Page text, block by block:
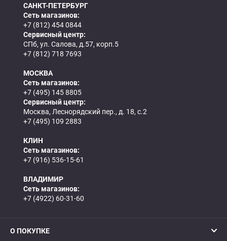
САНКТ-ПЕТЕРБУРГ
Сеть магазинов:
+7 (812) 454 0844
Сервисный центр:
СПб, ул. Салова, д.57, корп.5
+7 (812) 718 7693
МОСКВА
Сеть магазинов:
+7 (495) 145 8805
Сервисный центр:
Москва, Леснорядский пер., д. 18, с.2
+7 (495) 109 2883
КЛИН
Сеть магазинов:
+7 (916) 536-15-61
ВЛАДИМИР
Сеть магазинов:
+7 (4922) 60-31-60
О ПОКУПКЕ